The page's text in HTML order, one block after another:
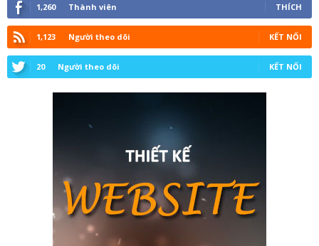
1,260 Thành viên THÍCH
1,123 Người theo dõi KẾT NỐI
20 Người theo dõi KẾT NỐI